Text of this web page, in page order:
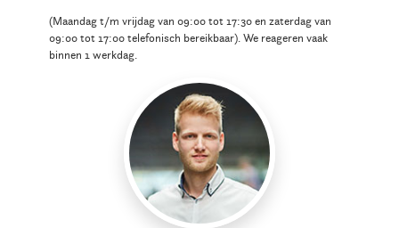
(Maandag t/m vrijdag van 09:00 tot 17:30 en zaterdag van
09:00 tot 17:00 telefonisch bereikbaar). We reageren vaak
binnen 1 werkdag.